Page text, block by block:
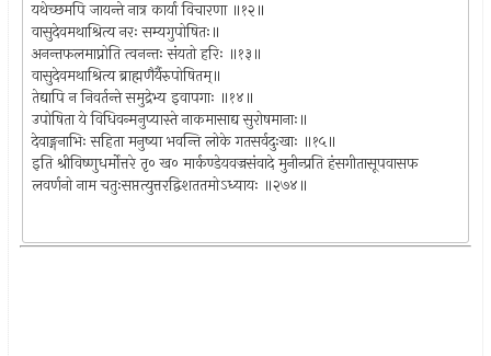
यथेच्छमपि जायन्ते नात्र कार्या विचारणा ॥१२॥
वासुदेवमथाश्रित्य नरः सम्यगुपोषितः॥
अनन्तफलमाप्नोति त्वनन्तः संयतो हरिः ॥१३॥
वासुदेवमथाश्रित्य ब्राह्मणैर्यैरुपोषितम्॥
तेद्यापि न निवर्तन्ते समुद्रेभ्य इवापगाः ॥१४॥
उपोषिता ये विधिवन्मनुप्यास्ते नाकमासाद्य सुरोषमानाः॥
देवाङ्गनाभिः सहिता मनुष्या भवन्ति लोके गतसर्वदुःखाः ॥१५॥
इति श्रीविष्णुधर्मोत्तरे तृ० ख० मार्कण्डेयवज्रसंवादे मुनीन्प्रति हंसगीतासूपवासफ
लवर्णनो नाम चतुःसप्तत्युत्तरद्विशततमोऽध्यायः ॥२७४॥